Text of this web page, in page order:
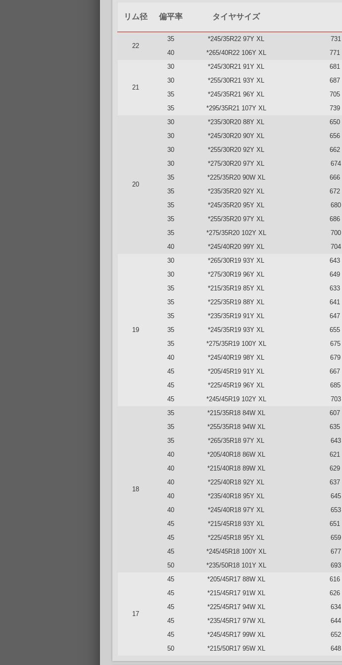
リム径 偏平率 タイヤサイズ
22
35 *245/35R22 97Y XL
40
*265/40R22 106Y XL
21
30 *245/30R21 91Y XL
30
*255/30R21 93Y XL
35
*245/35R21 96Y XL
35
*295/35R21 107Y XL
20
30 *235/30R20 88Y XL
30
*245/30R20 90Y XL
30
*255/30R20 92Y XL
30
*275/30R20 97Y XL
35
*225/35R20 90W XL
35
*235/35R20 92Y XL
35
*245/35R20 95Y XL
35
*255/35R20 97Y XL
35
*275/35R20 102Y XL
40
*245/40R20 99Y XL
19
30 *265/30R19 93Y XL
30
*275/30R19 96Y XL
35
*215/35R19 85Y XL
35
*225/35R19 88Y XL
35
*235/35R19 91Y XL
35
*245/35R19 93Y XL
35
*275/35R19 100Y XL
40
*245/40R19 98Y XL
45
*205/45R19 91Y XL
45
*225/45R19 96Y XL
45
*245/45R19 102Y XL
18
35 *215/35R18 84W XL
35
*255/35R18 94W XL
35
*265/35R18 97Y XL
40
*205/40R18 86W XL
40
*215/40R18 89W XL
40
*225/40R18 92Y XL
40
*235/40R18 95Y XL
40
*245/40R18 97Y XL
45
*215/45R18 93Y XL
45
*225/45R18 95Y XL
45
*245/45R18 100Y XL
50
*235/50R18 101Y XL
17
45 *205/45R17 88W XL
45
*215/45R17 91W XL
45
*225/45R17 94W XL
45
*235/45R17 97W XL
45
*245/45R17 99W XL
50
*215/50R17 95W XL